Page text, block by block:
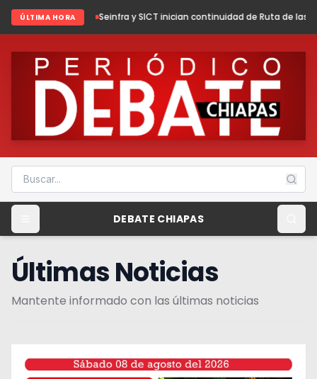
ÚLTIMA HORA
Seinfra y SICT inician continuidad de Ruta de las Culturas Mayas
DEBATE CHIAPAS
Últimas Noticias
Mantente informado con las últimas noticias